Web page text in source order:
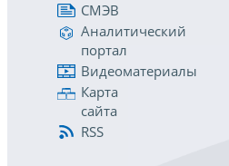
СМЭВ
Аналитический
портал
Видеоматериалы
Карта
сайта
RSS